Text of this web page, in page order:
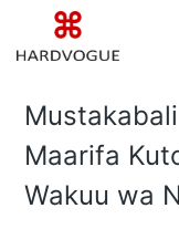
Maarifa
Wakuu wa